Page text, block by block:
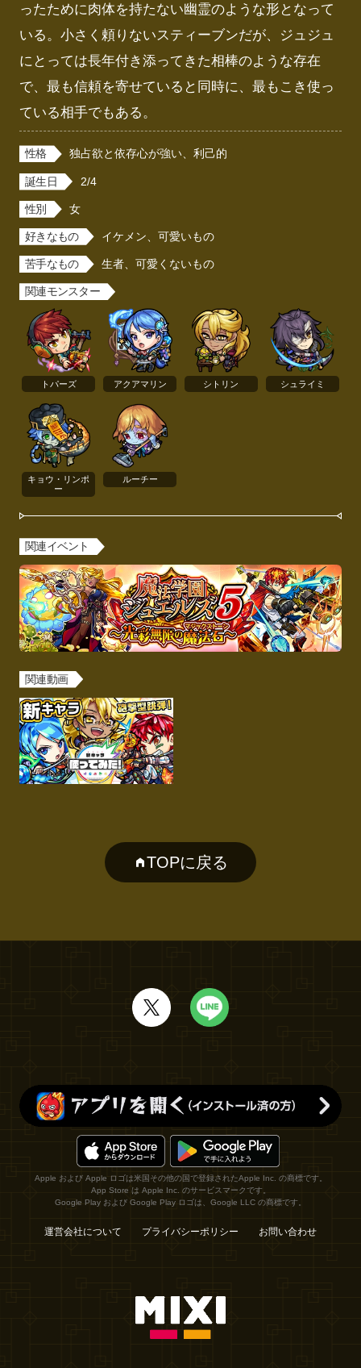
ったために肉体を持たない幽霊のような形となって
いる。小さく頼りないスティーブンだが、ジュジュ
にとっては長年付き添ってきた相棒のような存在
で、最も信頼を寄せていると同時に、最もこき使っ
ている相手でもある。
性格 独占欲と依存心が強い、利己的
誕生日 2/4
性別 女
好きなもの イケメン、可愛いもの
苦手なもの 生者、可愛くないもの
関連モンスター
トパーズ アクアマリン シトリン シュライミ
キョウ・リンポ
ー
ルーチー
関連イベント
関連動画
TOPに戻る
Apple および Apple ロゴは米国その他の国で登録されたApple Inc. の商標です。
App Store は Apple Inc. のサービスマークです。
Google Play および Google Play ロゴは、Google LLC の商標です。
運営会社について プライバシーポリシー お問い合わせ